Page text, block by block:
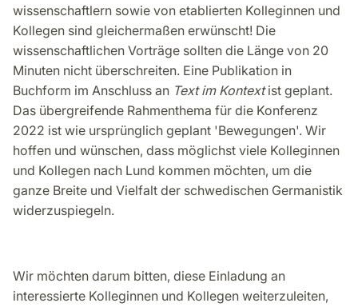
wissenschaftlern sowie von etablierten Kolleginnen und
Kollegen sind gleichermaßen erwünscht! Die
wissenschaftlichen Vorträge sollten die Länge von 20
Minuten nicht überschreiten. Eine Publikation in
Buchform im Anschluss an Text im Kontextist geplant.
Das übergreifende Rahmenthema für die Konferenz
2022 ist wie ursprünglich geplant 'Bewegungen'. Wir
hoffen und wünschen, dass möglichst viele Kolleginnen
und Kollegen nach Lund kommen möchten, um die
ganze Breite und Vielfalt der schwedischen Germanistik
widerzuspiegeln.
Wir möchten darum bitten, diese Einladung an
interessierte Kolleginnen und Kollegen weiterzuleiten,